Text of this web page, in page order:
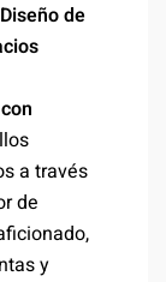
de
a través
de
y